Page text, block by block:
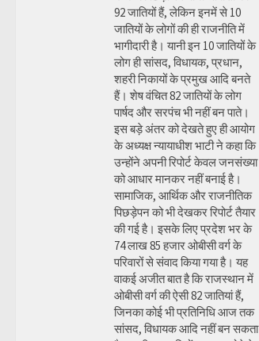
92 जातियों हैं, लेकिन इनमें से 10
जातियों के लोगों की ही राजनीति में
भागीदारी है। यानी इन 10 जातियों के
लोग ही सांसद, विधायक, प्रधान,
शहरी निकायों के प्रमुख आदि बनते
हैं। शेष वंचित 82 जातियों के लोग
पार्षद और सरपंच भी नहीं बन पाते।
इस बड़े अंतर को देखते हुए ही आयोग
के अध्यक्ष न्यायाधीश भाटी ने कहा कि
उन्होंने अपनी रिपोर्ट केवल जनसंख्या
को आधार मानकर नहीं बनाई है।
सामाजिक, आर्थिक और राजनीतिक
पिछड़ेपन को भी देखकर रिपोर्ट तैयार
की गई है। इसके लिए प्रदेश भर के
74 लाख 85 हजार ओबीसी वर्ग के
परिवारों से संवाद किया गया है। यह
वाकई अजीत बात है कि राजस्थान में
ओबीसी वर्ग की ऐसी 82 जातियां हैं,
जिनका कोई भी प्रतिनिधि आज तक
सांसद, विधायक आदि नहीं बन सकता